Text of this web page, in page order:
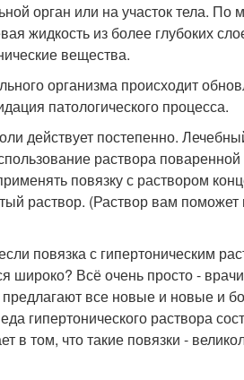
орган или на участок тела. По
жидкость из более глубоких
вещества.
организма происходит
патологического процесса.
действует постепенно.
раствора поваренной
повязку с раствором
раствор. (Раствор вам поможет
повязка с гипертоническим
широко? Всё очень просто -
все новые и новые и
гипертонического раствора
том, что такие повязки -